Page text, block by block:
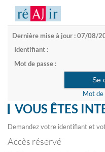
Dernière mise à jour : 07/08/
Identifiant :
Mot de passe :
Mot de
VOUS ÊTES
Demandez votre identifiant et
Accès réservé